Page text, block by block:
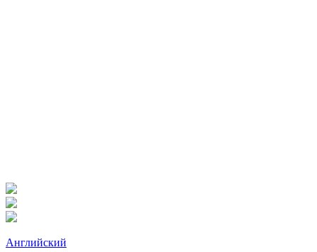
Английский